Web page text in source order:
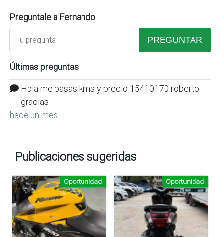
Preguntale a Fernando
PREGUNTAR
Últimas preguntas
Hola me pasas kms y precio 15410170 roberto
gracias
hace un mes
Publicaciones sugeridas
Oportunidad Oportunidad